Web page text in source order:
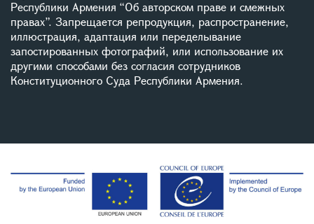
Республики Армения “Об авторском праве и смежных
правах”. Запрещается репродукция, распространение,
иллюстрация, адаптация или переделывание
запостированных фотографий, или использование их
другими способами без согласия сотрудников
Конституционного Суда Республики Армения.